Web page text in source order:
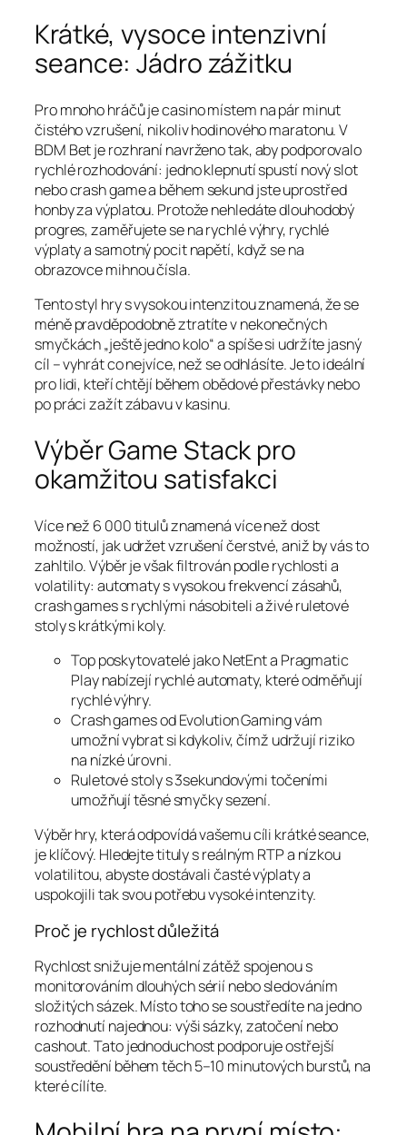
Krátké, vysoce intenzivní
seance: Jádro zážitku
Pro mnoho hráčů je casino místem na pár minut
čistého vzrušení, nikoliv hodinového maratonu. V
BDM Bet je rozhraní navrženo tak, aby podporovalo
rychlé rozhodování: jedno klepnutí spustí nový slot
nebo crash game a během sekund jste uprostřed
honby za výplatou. Protože nehledáte dlouhodobý
progres, zaměřujete se na rychlé výhry, rychlé
výplaty a samotný pocit napětí, když se na
obrazovce mihnou čísla.
Tento styl hry s vysokou intenzitou znamená, že se
méně pravděpodobně ztratíte v nekonečných
smyčkách „ještě jedno kolo“ a spíše si udržíte jasný
cíl – vyhrát co nejvíce, než se odhlásíte. Je to ideální
pro lidi, kteří chtějí během obědové přestávky nebo
po práci zažít zábavu v kasinu.
Výběr Game Stack pro
okamžitou satisfakci
Více než 6 000 titulů znamená více než dost
možností, jak udržet vzrušení čerstvé, aniž by vás to
zahltilo. Výběr je však filtrován podle rychlosti a
volatility: automaty s vysokou frekvencí zásahů,
crash games s rychlými násobiteli a živé ruletové
stoly s krátkými koly.
Top poskytovatelé jako NetEnt a Pragmatic
Play nabízejí rychlé automaty, které odměňují
rychlé výhry.
Crash games od Evolution Gaming vám
umožní vybrat si kdykoliv, čímž udržují riziko
na nízké úrovni.
Ruletové stoly s 3sekundovými točeními
umožňují těsné smyčky sezení.
Výběr hry, která odpovídá vašemu cíli krátké seance,
je klíčový. Hledejte tituly s reálným RTP a nízkou
volatilitou, abyste dostávali časté výplaty a
uspokojili tak svou potřebu vysoké intenzity.
Proč je rychlost důležitá
Rychlost snižuje mentální zátěž spojenou s
monitorováním dlouhých sérií nebo sledováním
složitých sázek. Místo toho se soustředíte na jedno
rozhodnutí najednou: výši sázky, zatočení nebo
cashout. Tato jednoduchost podporuje ostřejší
soustředění během těch 5–10 minutových burstů, na
které cílíte.